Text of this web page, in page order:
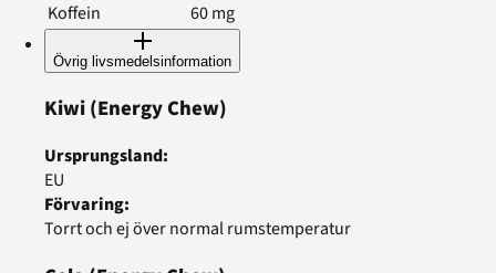
Koffein
60mg
Övrig livsmedelsinformation
Kiwi(Energy Chew)
Ursprungsland:
EU
Förvaring:
Torrt och ej över normal rumstemperatur